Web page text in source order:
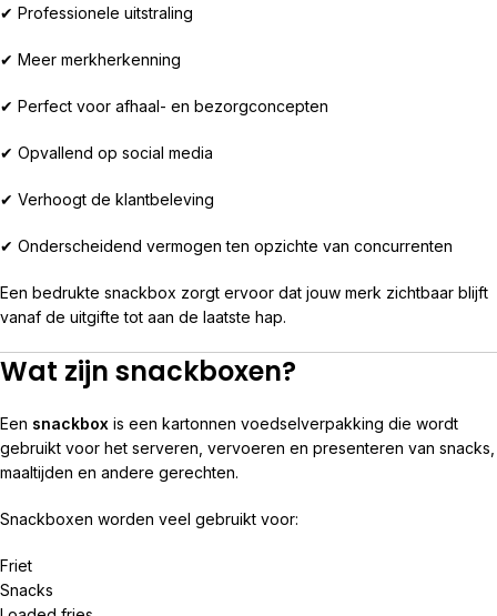
✔ Professionele uitstraling
✔ Meer merkherkenning
✔ Perfect voor afhaal- en bezorgconcepten
✔ Opvallend op social media
✔ Verhoogt de klantbeleving
✔ Onderscheidend vermogen ten opzichte van concurrenten
Een bedrukte snackbox zorgt ervoor dat jouw merk zichtbaar blijft
vanaf de uitgifte tot aan de laatste hap.
Wat zijn snackboxen?
Een snackbox is een kartonnen voedselverpakking die wordt
gebruikt voor het serveren, vervoeren en presenteren van snacks,
maaltijden en andere gerechten.
Snackboxen worden veel gebruikt voor:
Friet
Snacks